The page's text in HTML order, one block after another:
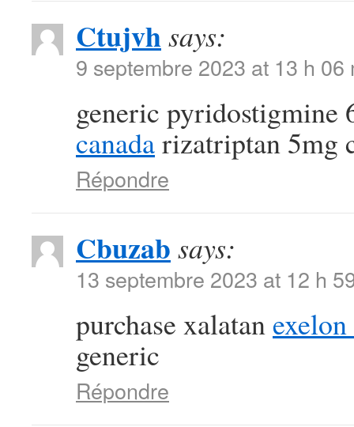
Ctujvhsays:
9 septembre 2023 at 13 h 06
generic pyridostigmine
canadarizatriptan 5mg
Répondre
Cbuzab says:
13 septembre 2023 at 12 h
purchase xalatan
generic
Répondre